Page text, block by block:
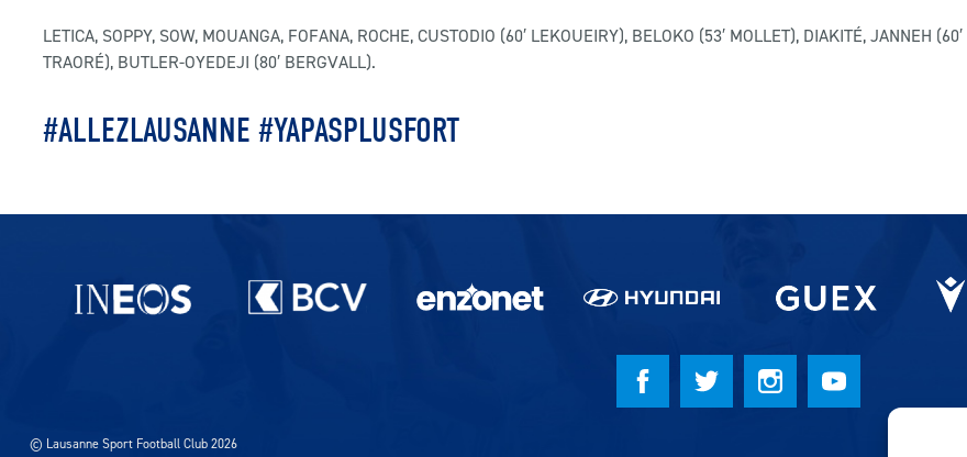
LETICA, SOPPY, SOW, MOUANGA, FOFANA, ROCHE, CUSTODIO (60′ LEKOUEIRY), BELOKO (53′ MOLLET), DIAKITÉ, JANNEH (60′
TRAORÉ), BUTLER-OYEDEJI (80′ BERGVALL).
#ALLEZLAUSANNE #YAPASPLUSFORT
Partenaires du lausanne-Sport
© Lausanne Sport Football Club 2026